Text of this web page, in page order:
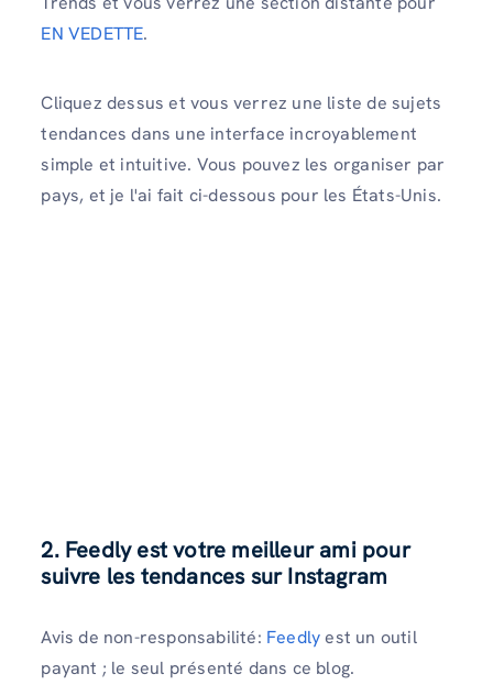
EN VEDETTE.
Cliquez dessus et vous verrez une liste de sujets
tendances dans une interface incroyablement
simple et intuitive. Vous pouvez les organiser par
pays, et je l'ai fait ci-dessous pour les États-Unis.
2. Feedly est votre meilleur ami pour
suivre les tendances sur Instagram
Avis de non-responsabilité: Feedlyest un outil
payant ; le seul présenté dans ce blog.